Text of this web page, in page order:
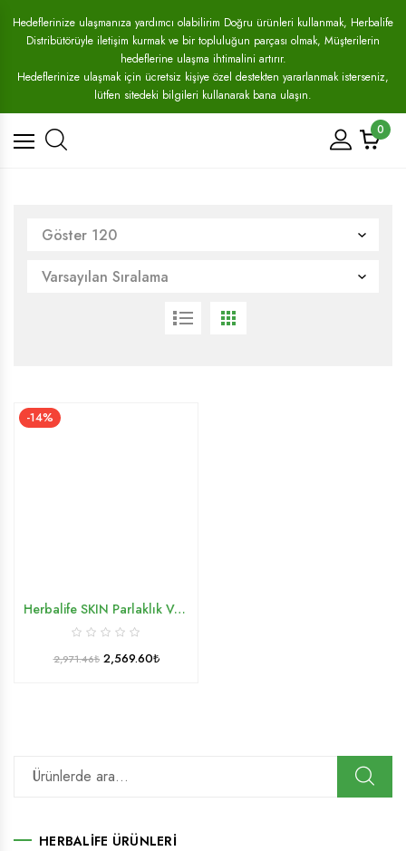
Hedeflerinize ulaşmanıza yardımcı olabilirim Doğru ürünleri kullanmak, Herbalife
Distribütörüyle iletişim kurmak ve bir topluluğun parçası olmak, Müşterilerin
hedeflerine ulaşma ihtimalini artırır.
Hedeflerinize ulaşmak için ücretsiz kişiye özel destekten yararlanmak isterseniz,
lütfen sitedeki bilgileri kullanarak bana ulaşın.
0
-14%
Herbalife SKIN Parlaklık Veren Günlük Nemlendirici​
2,971.46₺ 2,569.60₺
HERBALIFE ÜRÜNLERI